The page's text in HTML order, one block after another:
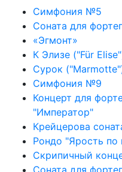
Симфония №5
Соната для
«Эгмонт»
К Элизе ("Für
Сурок
Симфония №9
Концерт для
"Император"
Крейцерова
Рондо "Ярость по
Скрипичный
Соната для